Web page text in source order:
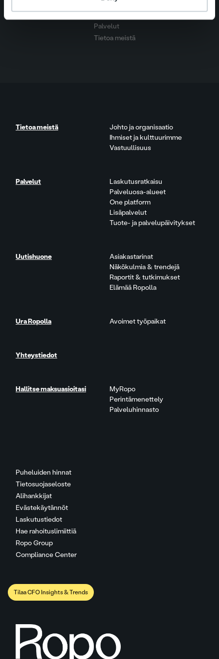
Yhteystiedot
Ura Ropolla
Palvelut
Tietoa meistä
Puheluiden hinnat
Tietosuojaseloste
Alihankkijat
Evästekäytännöt
Laskutustiedot
Hae rahoituslimiittiä
Ropo Group
Compliance Center
Tietoa meistä
Johto ja organisaatio
Ihmiset ja kulttuurimme
Vastuullisuus
Palvelut
Laskutusratkaisu
Palveluosa-alueet
One platform
Lisäpalvelut
Tuote- ja palvelupäivitykset
Uutishuone
Asiakastarinat
Näkökulmia & trendejä
Raportit & tutkimukset
Elämää Ropolla
Ura Ropolla Avoimet työpaikat
Yhteystiedot
Hallitse maksuasioitasi
MyRopo
Perintämenettely
Palveluhinnasto
Tilaa CFO Insights & Trends